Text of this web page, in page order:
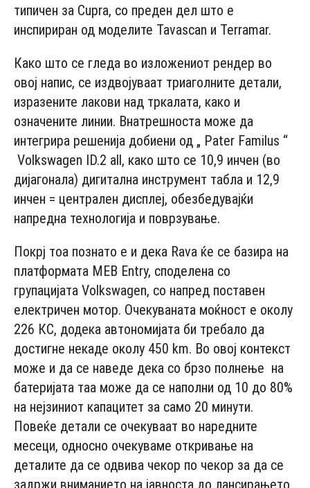
типичен за Cupra, со преден дел што е
инспириран од моделите Tavascan и Terramar.
Како што се гледа во изложениот рендер во
овој напис, се издвојуваат триаголните детали,
изразените лакови над тркалата, како и
означените линии. Внатрешноста може да
интегрира решенија добиени од „ Pater Familus “
Volkswagen ID.2 аll, како што се 10,9 инчен (во
дијагонала) дигитална инструмент табла и 12,9
инчен = централен дисплеј, обезбедувајќи
напредна технологија и поврзување.
Покрј тоа познато е и дека Rava ќе се базира на
платформата MEB Entry, споделена со
групацијата Volkswagen, со напред поставен
електричен мотор. Очекуваната моќност е околу
226 КС, додека автономијата би требало да
достигне некаде околу 450 km. Во овој контекст
може и да се наведе дека со брзо полнење на
батеријата таа може да се наполни од 10 до 80%
на нејзиниот капацитет за само 20 минути.
Повеќе детали се очекуваат во наредните
месеци, односно очекуваме откривање на
деталите да се одвива чекор по чекор за да се
задржи вниманието на јавноста до лансирањето